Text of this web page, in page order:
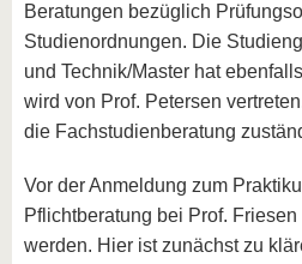
Beratungen bezüglich
Studienordnungen. Die
und Technik/Master hat
wird von Prof. Petersen
die Fachstudienberatung
Vor der Anmeldung zum
Pflichtberatung bei Prof.
werden. Hier ist zunächst zu